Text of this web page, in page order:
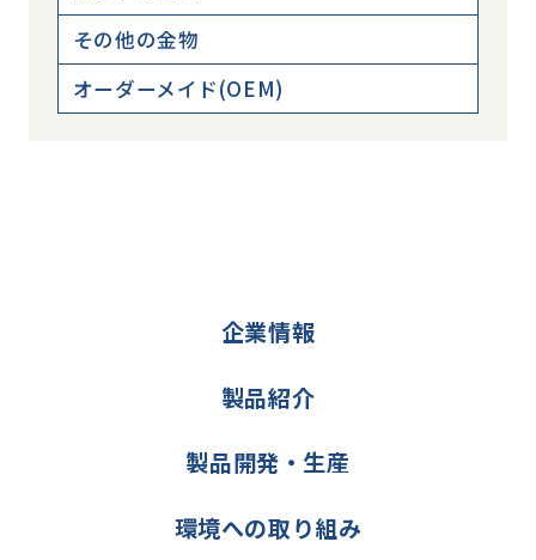
その他の金物
オーダーメイド(OEM)
企業情報
製品紹介
製品開発・生産
環境への取り組み